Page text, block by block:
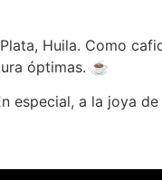
Huila. Como
óptimas. ☕️
especial, a la joya